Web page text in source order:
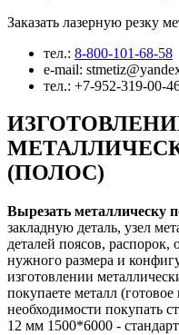
Заказать лазерную резку
тел.: 8-800-101-68-58
e-mail:
тел.: +7-952-319-00-
(ПОЛОС)
Вырезать металлическу
закладную деталь, узел
деталей поясов,
нужного размера и
изготовлении
покупаете металл
необходимости покупать
12 мм 1500*6000 -